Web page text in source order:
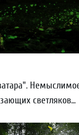
светляков...